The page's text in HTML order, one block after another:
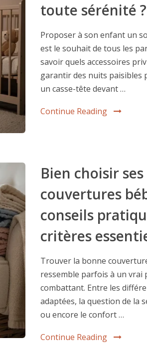
toute sérénité ?
Proposer à son enfant un
est le souhait de tous les
savoir quels accessoires
garantir des nuits paisibles
un casse-tête devant …
Continue Reading
Bien choisir ses
couvertures
conseils
critères
Trouver la bonne
ressemble parfois à un vrai
combattant. Entre les
adaptées, la question de la
ou encore le confort …
Continue Reading